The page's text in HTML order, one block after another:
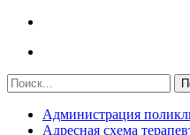
Администрация
Адресная схема